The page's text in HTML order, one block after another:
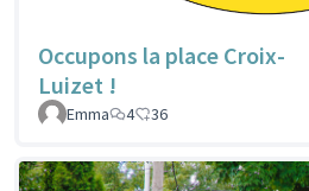
Occupons la place Croix-
Luizet !
Emma
4 36